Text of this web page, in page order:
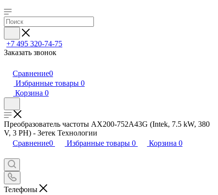
+7 495 320-74-75
Заказать звонок
Сравнение0
Избранные товары 0
Корзина 0
Преобразователь частоты AX200-752A43G (Intek, 7.5 kW, 380
V, 3 PH) - Зетек Технологии
Сравнение0 Избранные товары 0 Корзина 0
Телефоны